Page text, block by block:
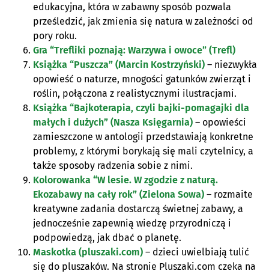
edukacyjna, która w zabawny sposób pozwala
prześledzić, jak zmienia się natura w zależności od
pory roku.
Gra “Trefliki poznają: Warzywa i owoce” (Trefl)
Książka “Puszcza” (Marcin Kostrzyński) – niezwykła
opowieść o naturze, mnogości gatunków zwierząt i
roślin, połączona z realistycznymi ilustracjami.
Książka “Bajkoterapia, czyli bajki-pomagajki dla
małych i dużych” (Nasza Księgarnia) – opowieści
zamieszczone w antologii przedstawiają konkretne
problemy, z którymi borykają się mali czytelnicy, a
także sposoby radzenia sobie z nimi.
Kolorowanka “W lesie. W zgodzie z naturą.
Ekozabawy na cały rok” (Zielona Sowa) – rozmaite
kreatywne zadania dostarczą świetnej zabawy, a
jednocześnie zapewnią wiedzę przyrodniczą i
podpowiedzą, jak dbać o planetę.
Maskotka (pluszaki.com) – dzieci uwielbiają tulić
się do pluszaków. Na stronie Pluszaki.com czeka na